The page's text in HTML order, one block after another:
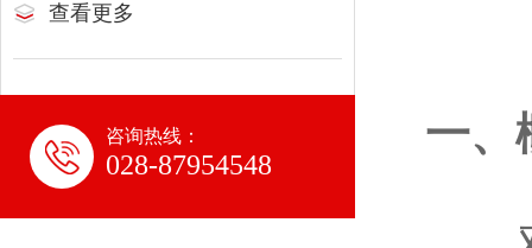
查看更多
咨询热线：
028-87954548
一、